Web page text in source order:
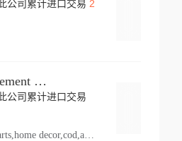
公司累计进口交易 2
Knoebels Amusement Resort
公司累计进口交易
vehicle,pl 2,arts,home decor,cod,amusement ride,sea